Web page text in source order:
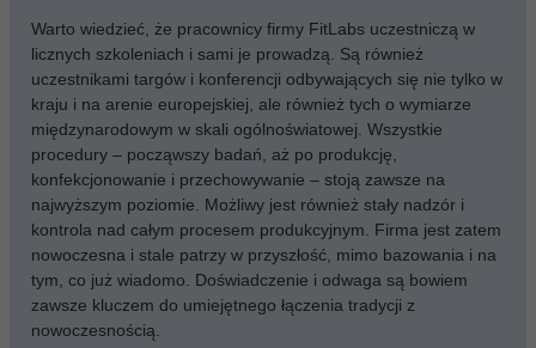
Warto wiedzieć, że pracownicy firmy FitLabs uczestniczą w
licznych szkoleniach i sami je prowadzą. Są również
uczestnikami targów i konferencji odbywających się nie tylko w
kraju i na arenie europejskiej, ale również tych o wymiarze
międzynarodowym w skali ogólnoświatowej. Wszystkie
procedury – począwszy badań, aż po produkcję,
konfekcjonowanie i przechowywanie – stoją zawsze na
najwyższym poziomie. Możliwy jest również stały nadzór i
kontrola nad całym procesem produkcyjnym. Firma jest zatem
nowoczesna i stale patrzy w przyszłość, mimo bazowania i na
tym, co już wiadomo. Doświadczenie i odwaga są bowiem
zawsze kluczem do umiejętnego łączenia tradycji z
nowoczesnością.